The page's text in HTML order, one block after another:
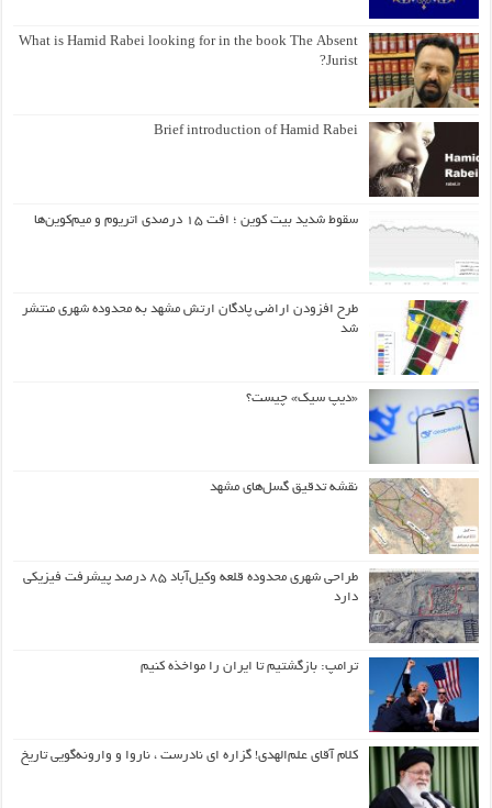
What is Hamid Rabei looking for in the book The Absent
Jurist?
Brief introduction of Hamid Rabei
سقوط شدید بیت کوین ؛ افت ۱۵ درصدی اتریوم و میم‌کوین‌ها
طرح افزودن اراضی پادگان ارتش مشهد به محدوده شهری منتشر
شد
«دیپ سیک» چیست؟
نقشه تدقیق گسل‌های مشهد
طراحی شهری محدوده قلعه وکیل‌آباد ۸۵ درصد پیشرفت فیزیکی
دارد
ترامپ: بازگشتیم تا ایران را مواخذه کنیم
کلام آقای علم‌الهدی! گزاره ای نادرست ، ناروا و وارونه‌گویی تاریخ